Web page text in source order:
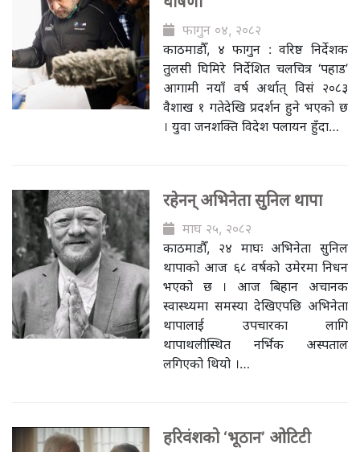
फागुन ०४, २०८२
काठमाडौँ, ४ फागुन : वरिष्ठ निर्देशक
तुलसी घिमिरे निर्देशित चलचित्र ‘पहाड’
आगामी नयाँ वर्ष अर्थात् विसं २०८३
वैशाख १ गतेदेखि प्रदर्शन हुने भएको छ
। युवा जनशक्ति विदेश पलायन हुँदा…
रहेनन् अभिनेता सुनिल थापा
माघ २५, २०८२
काठमाडौँ, २४ माघः अभिनेता सुनिल
थापाको आज ६८ वर्षको उमेरमा निधन
भएको छ । आज बिहान अचानक
स्वास्थ्यमा समस्या देखिएपछि अभिनेता
थापालाई उपचारका लागि
थापाथलीस्थित नर्भिक अस्पताल
लगिएको थियो ।…
हरिवंशको ‘भूठान’ ओटिटी